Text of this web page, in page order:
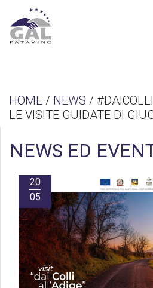
HOME / NEWS /
LE VISITE GUIDATE DI
NEWS ED
20
05